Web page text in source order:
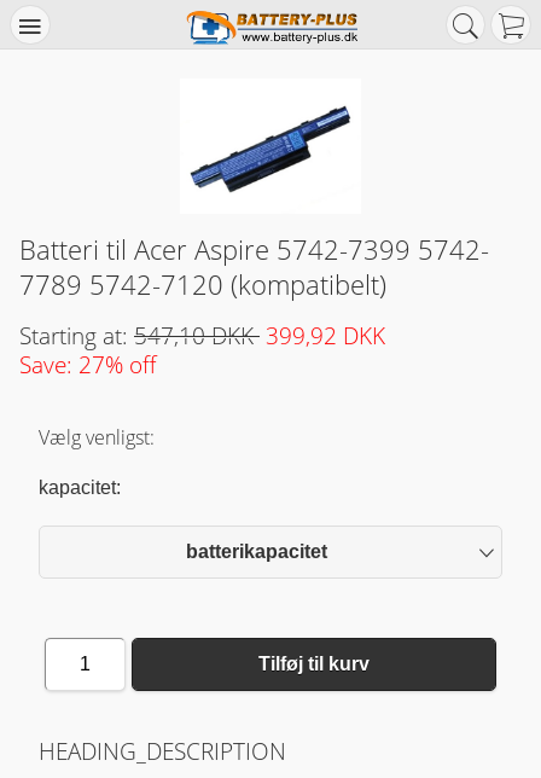
Batteri til Acer Aspire 5742-7399 5742-
7789 5742-7120 (kompatibelt)
Starting at: 547,10 DKK 399,92 DKK
Save: 27% off
Vælg venligst:
kapacitet:
batterikapacitet
1 Tilføj til kurv
HEADING_DESCRIPTION